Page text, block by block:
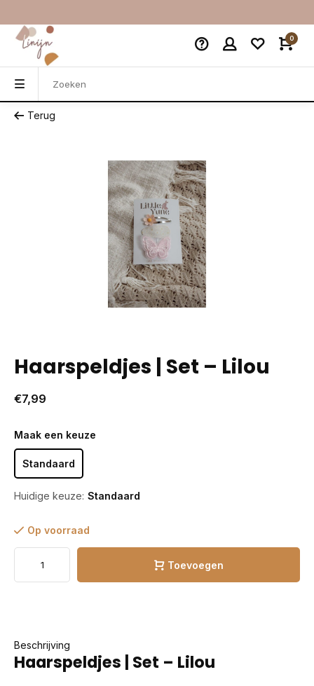
0
Terug
Haarspeldjes | Set – Lilou
€7,99
Maak een keuze
Standaard
Huidige keuze: Standaard
Op voorraad
Toevoegen
Beschrijving
Haarspeldjes | Set – Lilou